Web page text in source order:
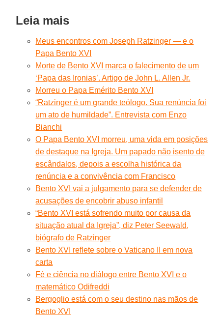
Leia mais
Meus encontros com Joseph Ratzinger — e o
Papa Bento XVI
Morte de Bento XVI marca o falecimento de um
‘Papa das Ironias’. Artigo de John L. Allen Jr.
Morreu o Papa Emérito Bento XVI
“Ratzinger é um grande teólogo. Sua renúncia foi
um ato de humildade”. Entrevista com Enzo
Bianchi
O Papa Bento XVI morreu, uma vida em posições
de destaque na Igreja. Um papado não isento de
escândalos, depois a escolha histórica da
renúncia e a convivência com Francisco
Bento XVI vai a julgamento para se defender de
acusações de encobrir abuso infantil
“Bento XVI está sofrendo muito por causa da
situação atual da Igreja”, diz Peter Seewald,
biógrafo de Ratzinger
Bento XVI reflete sobre o Vaticano II em nova
carta
Fé e ciência no diálogo entre Bento XVI e o
matemático Odifreddi
Bergoglio está com o seu destino nas mãos de
Bento XVI